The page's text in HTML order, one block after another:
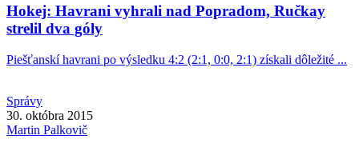
Hokej: Havrani vyhrali nad Popradom, Ručkay
strelil dva góly
Piešťanskí havrani po výsledku 4:2 (2:1, 0:0, 2:1) získali dôležité ...
Správy
30. októbra 2015
Martin Palkovič